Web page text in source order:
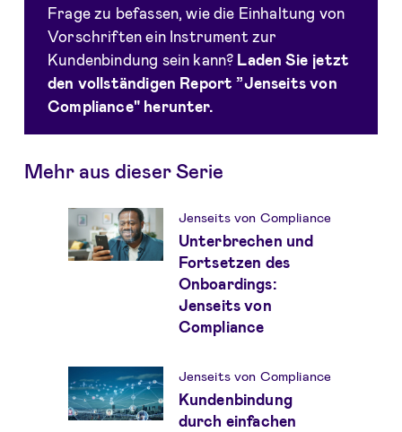
Frage zu befassen, wie die Einhaltung von
Vorschriften ein Instrument zur
Kundenbindung sein kann? Laden Sie jetzt
den vollständigen Report ”Jenseits von
Compliance" herunter.
Mehr aus dieser Serie
Jenseits von Compliance
Unterbrechen und
Fortsetzen des
Onboardings:
Jenseits von
Compliance
Jenseits von Compliance
Kundenbindung
durch einfachen